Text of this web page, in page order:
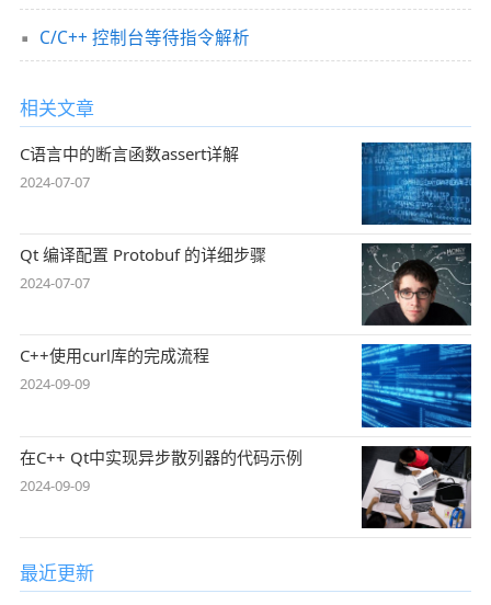
C/C++ 控制台等待指令解析
相关文章
C语言中的断言函数assert详解
2024-07-07
Qt 编译配置 Protobuf 的详细步骤
2024-07-07
C++使用curl库的完成流程
2024-09-09
在C++ Qt中实现异步散列器的代码示例
2024-09-09
最近更新